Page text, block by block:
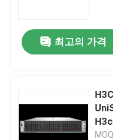
최고의 가격